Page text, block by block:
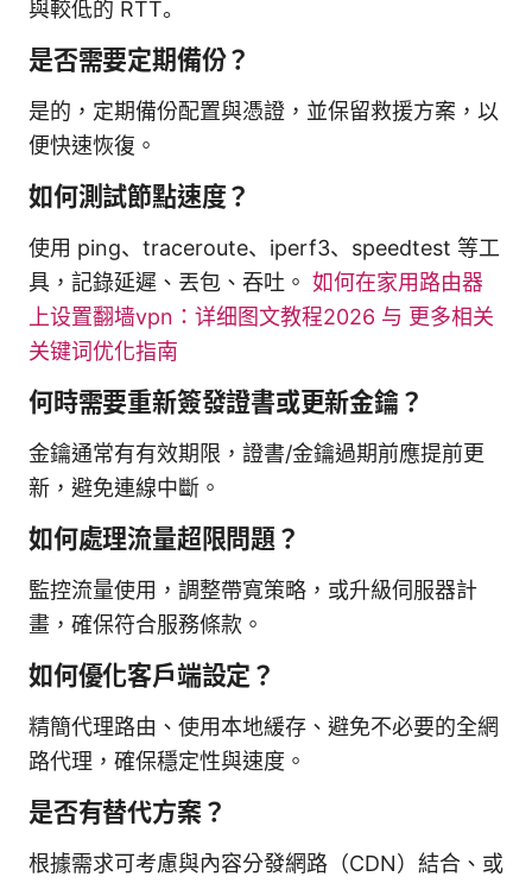
與較低的 RTT。
是否需要定期備份？
是的，定期備份配置與憑證，並保留救援方案，以
便快速恢復。
如何測試節點速度？
使用 ping、traceroute、iperf3、speedtest 等工
具，記錄延遲、丟包、吞吐。 如何在家用路由器
上设置翻墙vpn：详细图文教程2026 与 更多相关
关键词优化指南
何時需要重新簽發證書或更新金鑰？
金鑰通常有有效期限，證書/金鑰過期前應提前更
新，避免連線中斷。
如何處理流量超限問題？
監控流量使用，調整帶寬策略，或升級伺服器計
畫，確保符合服務條款。
如何優化客戶端設定？
精簡代理路由、使用本地緩存、避免不必要的全網
路代理，確保穩定性與速度。
是否有替代方案？
根據需求可考慮與內容分發網路（CDN）結合、或